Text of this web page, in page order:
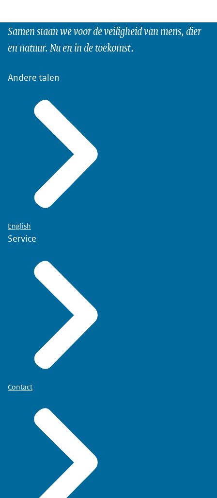
Samen staan we voor de veiligheid van mens, dier
en natuur. Nu en in de toekomst.
Andere talen
English
Service
Contact